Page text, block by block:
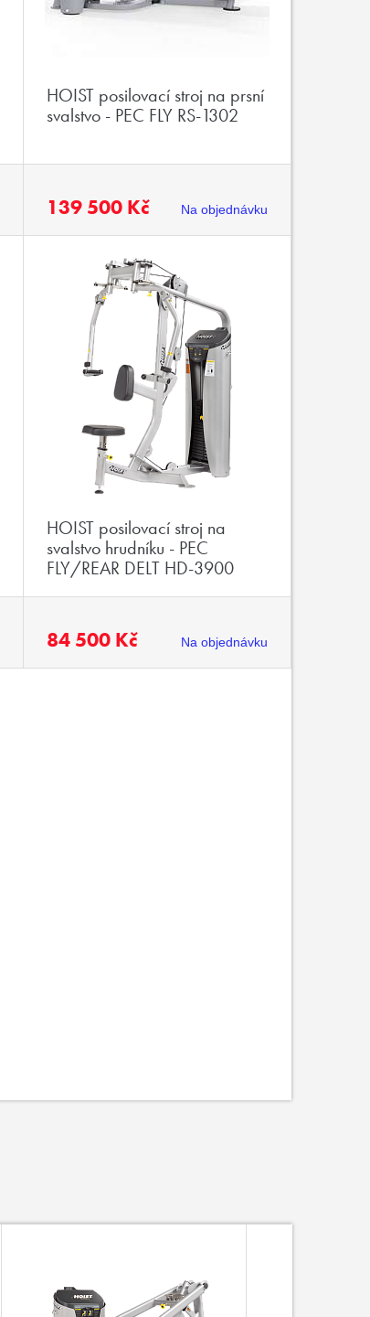
HOIST posilovací stroj na prsní
svalstvo - PEC FLY RS-1302
139 500 Kč Na objednávku
HOIST posilovací stroj na
svalstvo hrudníku - PEC
FLY/REAR DELT HD-3900
84 500 Kč Na objednávku